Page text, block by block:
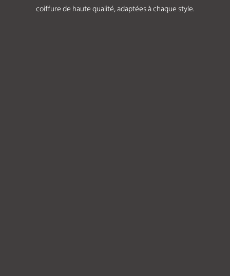
coiffure de haute qualité, adaptées à chaque style.